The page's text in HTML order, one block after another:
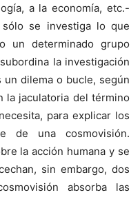
a la economía, etc.-
se investiga lo que
un determinado grupo
la investigación
dilema o bucle, según
la jaculatoria del término
para explicar los
de una cosmovisión.
la acción humana y se
sin embargo, dos
absorba las